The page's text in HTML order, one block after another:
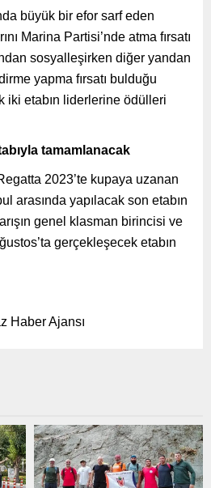
büyük bir efor sarf eden
Marina Partisi’nde atma fırsatı
sosyalleşirken diğer yandan
yapma fırsatı bulduğu
iki etabın liderlerine ödülleri
tamamlanacak
2023’te kupaya uzanan
arasında yapılacak son etabın
genel klasman birincisi ve
gerçekleşecek etabın
Haber Ajansı